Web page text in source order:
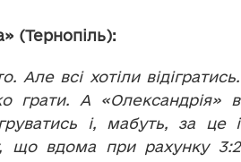
(Тернопіль):
всі хотіли відігратись.
грати. А «Олександрія» в
і, мабуть, за це і
що вдома при рахунку 3:2